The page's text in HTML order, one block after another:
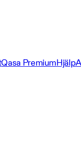
Qasa PremiumHjälp